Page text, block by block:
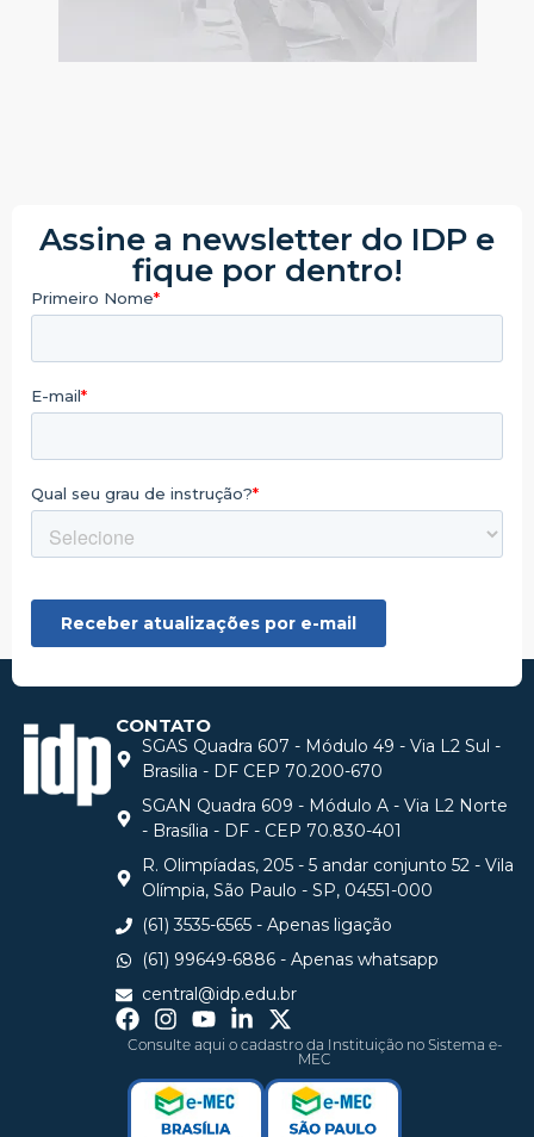
Assine a newsletter do IDP e
fique por dentro!
CONTATO
SGAS Quadra 607 - Módulo 49 - Via L2 Sul -
Brasilia - DF CEP 70.200-670
SGAN Quadra 609 - Módulo A - Via L2 Norte
- Brasília - DF - CEP 70.830-401
R. Olimpíadas, 205 - 5 andar conjunto 52 - Vila
Olímpia, São Paulo - SP, 04551-000
(61) 3535-6565 - Apenas ligação
(61) 99649-6886 - Apenas whatsapp
central@idp.edu.br
Consulte aqui o cadastro da Instituição no Sistema e-
MEC